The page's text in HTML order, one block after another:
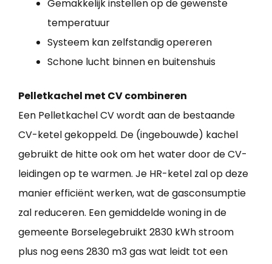
Gemakkelijk instellen op de gewenste
temperatuur
Systeem kan zelfstandig opereren
Schone lucht binnen en buitenshuis
Pelletkachel met CV combineren
Een Pelletkachel CV wordt aan de bestaande
CV-ketel gekoppeld. De (ingebouwde) kachel
gebruikt de hitte ook om het water door de CV-
leidingen op te warmen. Je HR-ketel zal op deze
manier efficiënt werken, wat de gasconsumptie
zal reduceren. Een gemiddelde woning in de
gemeente Borselegebruikt 2830 kWh stroom
plus nog eens 2830 m3 gas wat leidt tot een